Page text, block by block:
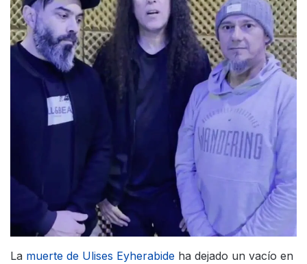
La muerte de Ulises Eyherabide ha dejado un vacío en